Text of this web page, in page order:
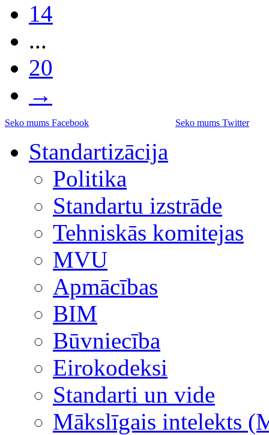
14
...
20
→
Seko mums Facebook Seko mums Twitter
Standartizācija
Politika
Standartu izstrāde
Tehniskās komitejas
MVU
Apmācības
BIM
Būvniecība
Eirokodeksi
Standarti un vide
Mākslīgais intelekts